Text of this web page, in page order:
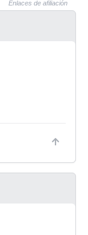
Enlaces de afiliación